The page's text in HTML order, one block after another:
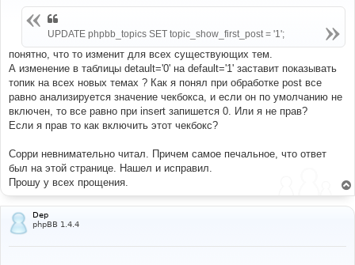
щ
UPDATE phpbb_topics SET topic_show_first_post = '1';
понятно, что то изменит для всех существующих тем.
А изменение в таблицы detault='0' на default='1' заставит показывать
топик на всех новых темах ? Как я понял при обработке post все
равно анализируется значение чекбокса, и если он по умолчанию не
включен, то все равно при insert запишется 0. Или я не прав?
Если я прав то как включить этот чекбокс?
Сорри невнимательно читал. Причем самое печальное, что ответ
был на этой странице. Нашел и исправил.
Прошу у всех прощения.
Dep
phpBB 1.4.4